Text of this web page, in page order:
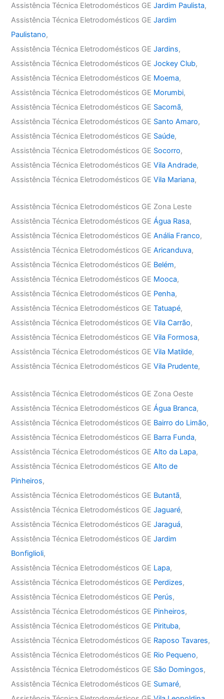
Assistência Técnica Eletrodomésticos GEJardim Paulista,
Assistência Técnica Eletrodomésticos GEJardim
Paulistano,
Assistência Técnica Eletrodomésticos GEJardins,
Assistência Técnica Eletrodomésticos GEJockey Club,
Assistência Técnica Eletrodomésticos GE Moema,
Assistência Técnica Eletrodomésticos GE Morumbi,
Assistência Técnica Eletrodomésticos GE Sacomã,
Assistência Técnica Eletrodomésticos GE Santo Amaro,
Assistência Técnica Eletrodomésticos GE Saúde,
Assistência Técnica Eletrodomésticos GE Socorro,
Assistência Técnica Eletrodomésticos GEVila Andrade,
Assistência Técnica Eletrodomésticos GEVila Mariana,
Assistência Técnica Eletrodomésticos GE Zona Leste
Assistência Técnica Eletrodomésticos GEÁgua Rasa,
Assistência Técnica Eletrodomésticos GEAnália Franco,
Assistência Técnica Eletrodomésticos GEAricanduva,
Assistência Técnica Eletrodomésticos GE Belém,
Assistência Técnica Eletrodomésticos GE Mooca,
Assistência Técnica Eletrodomésticos GE Penha,
Assistência Técnica Eletrodomésticos GETatuapé,
Assistência Técnica Eletrodomésticos GEVila Carrão,
Assistência Técnica Eletrodomésticos GEVila Formosa,
Assistência Técnica Eletrodomésticos GEVila Matilde,
Assistência Técnica Eletrodomésticos GEVila Prudente,
Assistência Técnica Eletrodomésticos GE Zona Oeste
Assistência Técnica Eletrodomésticos GEÁgua Branca,
Assistência Técnica Eletrodomésticos GE Bairro do Limão,
Assistência Técnica Eletrodomésticos GE Barra Funda,
Assistência Técnica Eletrodomésticos GEAlto da Lapa,
Assistência Técnica Eletrodomésticos GEAlto de
Pinheiros,
Assistência Técnica Eletrodomésticos GE Butantã,
Assistência Técnica Eletrodomésticos GEJaguaré,
Assistência Técnica Eletrodomésticos GEJaraguá,
Assistência Técnica Eletrodomésticos GEJardim
Bonfiglioli,
Assistência Técnica Eletrodomésticos GE Lapa,
Assistência Técnica Eletrodomésticos GE Perdizes,
Assistência Técnica Eletrodomésticos GE Perús,
Assistência Técnica Eletrodomésticos GE Pinheiros,
Assistência Técnica Eletrodomésticos GE Pirituba,
Assistência Técnica Eletrodomésticos GE Raposo Tavares,
Assistência Técnica Eletrodomésticos GE Rio Pequeno,
Assistência Técnica Eletrodomésticos GE São Domingos,
Assistência Técnica Eletrodomésticos GE Sumaré,